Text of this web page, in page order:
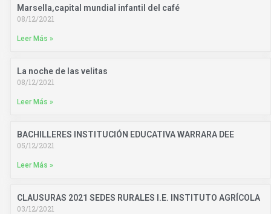
Marsella,capital mundial infantil del café
08/12/2021
Leer Más »
La noche de las velitas
08/12/2021
Leer Más »
BACHILLERES INSTITUCIÓN EDUCATIVA WARRARA DEE
05/12/2021
Leer Más »
CLAUSURAS 2021 SEDES RURALES I.E. INSTITUTO AGRÍCOLA
03/12/2021